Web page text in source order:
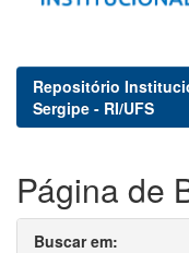
Repositório
Sergipe - RI/UFS
Página de
Buscar em: